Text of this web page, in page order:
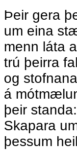
Þeir gera
um eina
menn láta
trú þeirra
og
á
þeir
Skapara
þessum